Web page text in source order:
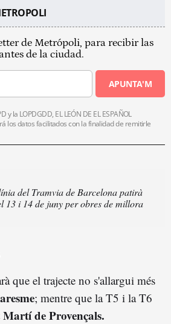
de Metrópoli, para recibir las
de la ciudad.
APUNTA'M
y la LOPDGDD, EL LEÓN DE EL ESPAÑOL
los datos facilitados con la finalidad de remitirle
del Tramvia de Barcelona patirà
13 i 14 de juny per obres de millora
que el trajecte no s'allargui més
; mentre que la T5 i la T6
de Provençals.